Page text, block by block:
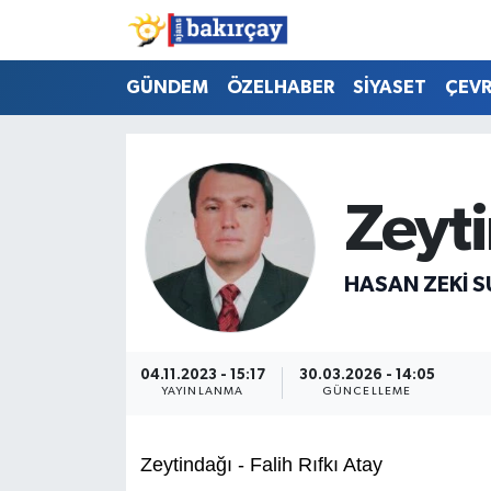
GÜNDEM ÖZELHABER SİYASET
HASAN ZEKI
04.11.2023 - 15:17
YAYINLANMA
30.03.2026 - 14:05
GÜNCELLEME
Zeytindağı - Falih Rıfkı Atay
İzmir Nöbetçi Eczaneler
İzmir Namaz Vakitleri
İzmir Trafik Yoğunluk Haritası
Süper Lig Puan Durumu ve Fikstür
Haber Arşivi